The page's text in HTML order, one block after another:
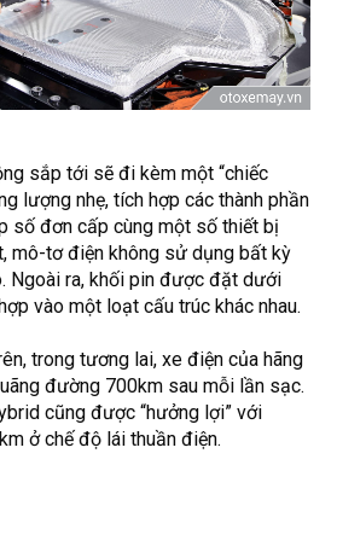
sắp tới sẽ đi kèm một “chiếc
lượng nhẹ, tích hợp các thành phần
số đơn cấp cùng một số thiết bị
mô-tơ điện không sử dụng bất kỳ
Ngoài ra, khối pin được đặt dưới
vào một loạt cấu trúc khác nhau.
trong tương lai, xe điện của hãng
đường 700km sau mỗi lần sạc.
cũng được “hưởng lợi” với
ở chế độ lái thuần điện.